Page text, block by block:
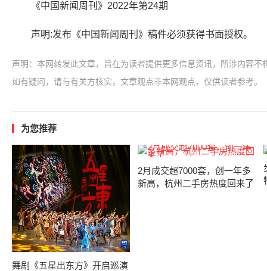
《中国新闻周刊》2022年第24期
声明:发布《中国新闻周刊》稿件必须获得书面授权。
声明：本网转发此文章，旨在为读者提供更多信息资讯，所涉内容不
如有疑问，请与有关方核实，文章观点非本网观点，仅供读者参考。
为您推荐
舞剧《五星出东方》开启巡演
2月成交超7000套，创一年多
新高，杭州二手房热度回来了